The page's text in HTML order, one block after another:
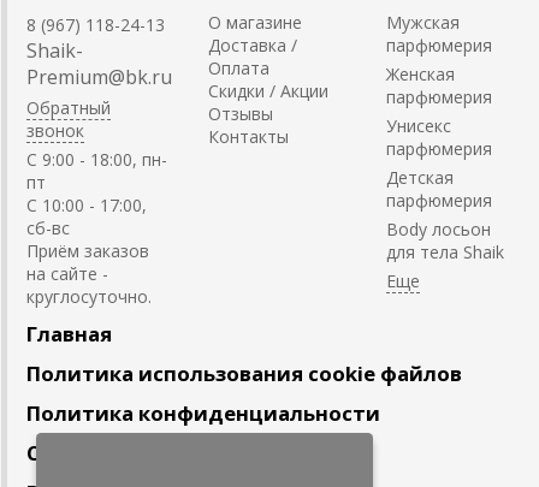
8 (967) 118-24-13
Shaik-
Premium@bk.ru
Обратный
звонок
C 9:00 - 18:00, пн-
пт
С 10:00 - 17:00,
сб-вс
Приём заказов
на сайте -
круглосуточно.
О магазине
Доставка /
Оплата
Скидки / Акции
Отзывы
Контакты
Мужская
парфюмерия
Женская
парфюмерия
Унисекс
парфюмерия
Детская
парфюмерия
Body лосьон
для тела Shaik
Главная
Политика использования cookie файлов
Политика конфиденциальности
Сотрудничество